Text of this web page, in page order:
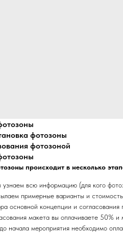
фотозоны
фотозоной
происходит в несколько
всю информацию (для кого
примерные варианты и стоимость
основной концепции и
макета вы оплачиваете 50%
начала мероприятия необходимо